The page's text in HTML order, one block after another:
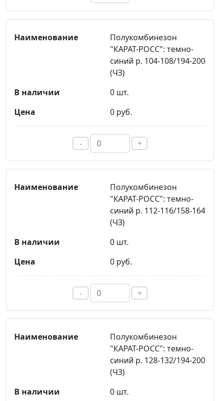
Полукомбинезон
"КАРАТ-РОСС": темно-
синий р. 104-108/194-200
(ЧЗ)
0 шт.
0 руб.
- +
Полукомбинезон
"КАРАТ-РОСС": темно-
синий р. 112-116/158-164
(ЧЗ)
0 шт.
0 руб.
- +
Полукомбинезон
"КАРАТ-РОСС": темно-
синий р. 128-132/194-200
(ЧЗ)
0 шт.